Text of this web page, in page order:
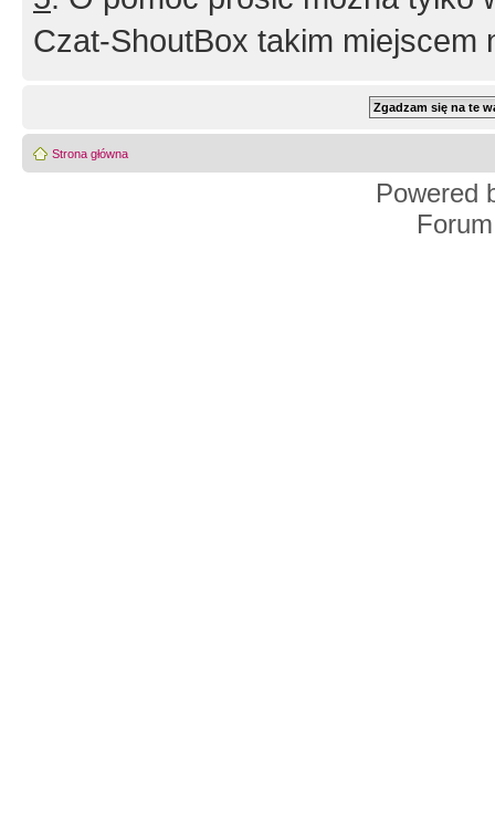
Czat-ShoutBox takim miejscem
Strona główna
Powered